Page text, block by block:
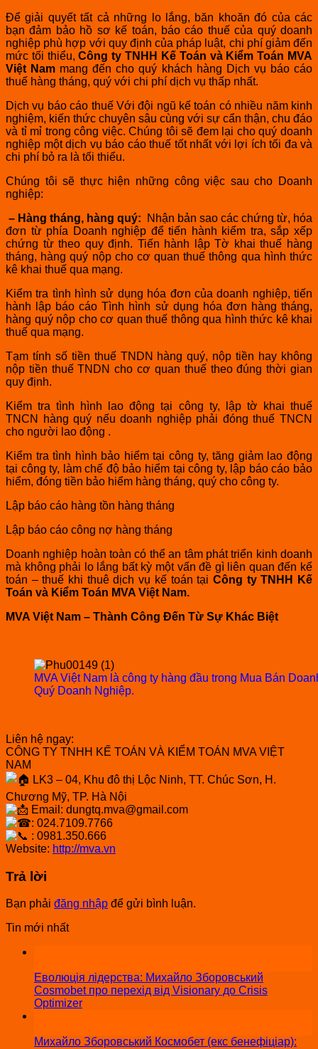
Để giải quyết tất cả những lo lắng, băn khoăn đó của các
bạn đảm bảo hồ sơ kế toán, báo cáo thuế của quý doanh
nghiệp phù hợp với quy định của pháp luật, chi phí giảm đến
mức tối thiểu,Công ty TNHH Kế Toán và Kiểm Toán MVA
Việt Nam mang đến cho quý khách hàng Dịch vụ báo cáo
thuế hàng tháng, quý với chi phí dịch vụ thấp nhất.
Dịch vụ báo cáo thuế Với đội ngũ kế toán có nhiều năm kinh
nghiệm, kiến thức chuyên sâu cùng với sự cẩn thận, chu đáo
và tỉ mỉ trong công việc. Chúng tôi sẽ đem lại cho quý doanh
nghiệp một dịch vụ báo cáo thuế tốt nhất với lợi ích tối đa và
chi phí bỏ ra là tối thiểu.
Chúng tôi sẽ thực hiện những công việc sau cho Doanh
nghiệp:
– Hàng tháng, hàng quý: ­ Nhận bản sao các chứng từ, hóa
đơn từ phía Doanh nghiệp để tiến hành kiểm tra, sắp xếp
chứng từ theo quy định. Tiến hành lập Tờ khai thuế hàng
tháng, hàng quý nộp cho cơ quan thuế thông qua hình thức
kê khai thuế qua mạng.
Kiểm tra tình hình sử dụng hóa đơn của doanh nghiệp, tiến
hành lập báo cáo Tình hình sử dụng hóa đơn hàng tháng,
hàng quý nộp cho cơ quan thuế thông qua hình thức kê khai
thuế qua mạng.
Tạm tính số tiền thuế TNDN hàng quý, nộp tiền hay không
nộp tiền thuế TNDN cho cơ quan thuế theo đúng thời gian
quy định.
Kiểm tra tình hình lao động tại công ty, lập tờ khai thuế
TNCN hàng quý nếu doanh nghiệp phải đóng thuế TNCN
cho người lao động .
Kiểm tra tình hình bảo hiểm tại công ty, tăng giảm lao động
tại công ty, làm chế độ bảo hiểm tại công ty, lập báo cáo bảo
hiểm, đóng tiền bảo hiểm hàng tháng, quý cho công ty.
Lập báo cáo hàng tồn hàng tháng
Lập báo cáo công nợ hàng tháng
Doanh nghiệp hoàn toàn có thể an tâm phát triển kinh doanh
mà không phải lo lắng bất kỳ một vấn đề gì liên quan đến kế
toán – thuế khi thuê dịch vụ kế toán tại Công ty TNHH Kế
Toán và Kiểm Toán MVA Việt Nam.
MVA Việt Nam – Thành Công Đến Từ Sự Khác Biệt
MVA Việt Nam là công ty hàng đầu trong Mua Bán
Quý Doanh Nghiệp.
Liên hệ ngay:
CÔNG TY TNHH KẾ TOÁN VÀ KIỂM TOÁN MVA VIỆT
NAM
LK3 – 04, Khu đô thị Lộc Ninh, TT. Chúc Sơn, H.
Chương Mỹ, TP. Hà Nội
Email: dungtq.mva@gmail.com
: 024.7109.7766
: 0981.350.666
Website: http://mva.vn
Trả lời
Bạn phải đăng nhập để gửi bình luận.
Tin mới nhất
Еволюція лідерства: Михайло Зборовський
Cosmobet про перехід від Visionary до Crisis
Optimizer
Михайло Зборовський Космобет (екс бенефіціар):